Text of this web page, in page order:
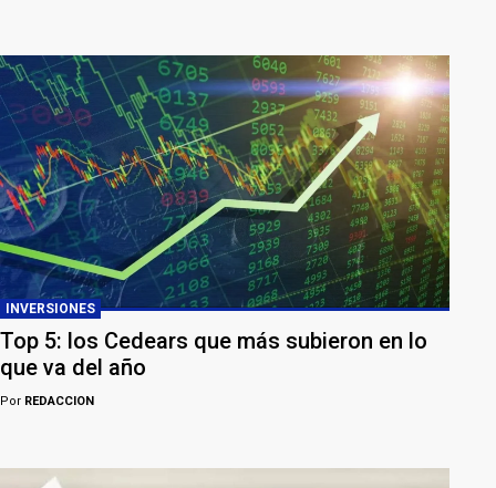
INVERSIONES
Top 5: los Cedears que más subieron en lo
que va del año
Por REDACCION